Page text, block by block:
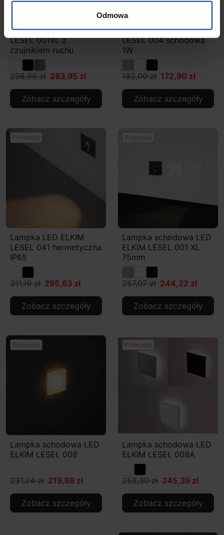
Odmowa
Lampa LED ELKIM
LESEL 001XL z
czujnikiem ruchu
298,89 zł 283,95 zł
Zobacz szczegóły
Lampa LED ELKIM
LESEL 004 schodowa
1W
182,00 zł 172,90 zł
Zobacz szczegóły
Promocja
Lampka LED ELKIM
LESEL 041 hermetyczna
IP65
311,19 zł 295,63 zł
Zobacz szczegóły
Promocja
Lampka schodowa LED
ELKIM LESEL 001 XL
75mm
257,07 zł 244,22 zł
Zobacz szczegóły
Promocja
Lampka schodowa LED
ELKIM LESEL 008
231,24 zł 219,68 zł
Zobacz szczegóły
Promocja
Lampka schodowa LED
ELKIM LESEL 008A
258,30 zł 245,39 zł
Zobacz szczegóły